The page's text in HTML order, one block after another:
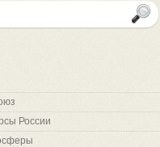
России